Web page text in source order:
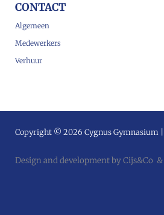
CONTACT
Algemeen
Medewerkers
Verhuur
Copyright © 2026 Cygnus Gymnasium |
Design and development by Cijs&Co &